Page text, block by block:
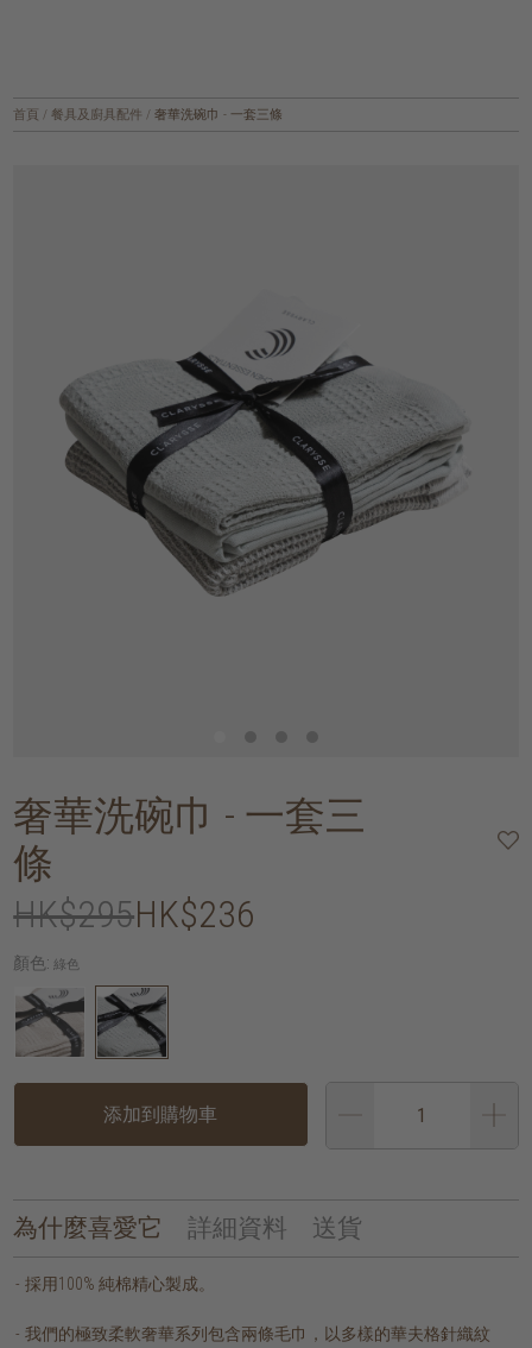
首頁 / 餐具及廚具配件 / 奢華洗碗巾 - 一套三條
奢華洗碗巾 - 一套三
條
HK$295HK$236
顏色: 綠色
添加到購物車
為什麼喜愛它 詳細資料 送貨
採用100% 純棉精心製成。
我們的極致柔軟奢華系列包含兩條毛巾，以多樣的華夫格針織紋